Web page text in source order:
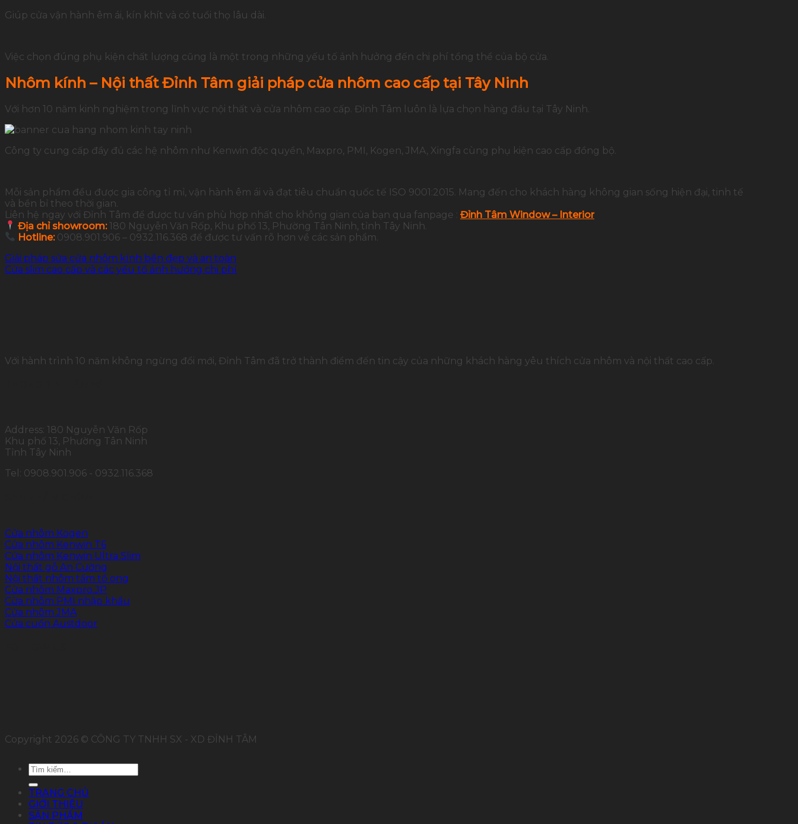
Giúp cửa vận hành êm ái, kín khít và có tuổi thọ lâu dài.
Việc chọn đúng phụ kiện chất lượng cũng là một trong những yếu tố ảnh hưởng đến chi phí tổng thể của bộ cửa.
Nhôm kính – Nội thất Đỉnh Tâm giải pháp cửa nhôm cao cấp tại Tây Ninh
Với hơn 10 năm kinh nghiệm trong lĩnh vực nội thất và cửa nhôm cao cấp. Đỉnh Tâm luôn là lựa chọn hàng đầu tại Tây Ninh.
Công ty cung cấp đầy đủ các hệ nhôm như Kenwin độc quyền, Maxpro, PMI, Kogen, JMA, Xingfa cùng phụ kiện cao cấp đồng bộ.
Mỗi sản phẩm đều được gia công tỉ mỉ, vận hành êm ái và đạt tiêu chuẩn quốc tế ISO 9001:2015. Mang đến cho khách hàng không gian sống hiện đại, tinh tế
và bền bỉ theo thời gian.
Liên hệ ngay với Đỉnh Tâm để được tư vấn phù hợp nhất cho không gian của bạn qua fanpage : Đỉnh Tâm Window – Interior
Địa chỉ showroom:180 Nguyễn Văn Rốp, Khu phố 13, Phường Tân Ninh, tỉnh Tây Ninh.
Hotline: 0908.901.906 – 0932.116.368 để được tư vấn rõ hơn về các sản phẩm.
Giải pháp sửa cửa nhôm kính bền đẹp và an toàn
Cửa slim cao cấp và các yếu tố ảnh hưởng chi phí
Với hành trình 10 năm không ngừng đổi mới, Đỉnh Tâm đã trở thành điểm đến tin cậy của những khách hàng yêu thích cửa nhôm và nội thất cao cấp.
Address: 180 Nguyễn Văn Rốp
Khu phố 13, Phường Tân Ninh
Tỉnh Tây Ninh
Tel: 0908.901.906 - 0932.116.368
Cửa nhôm Kogen
Cửa nhôm Kenwin T6
Cửa nhôm Kenwin Ultra Slim
Nội thất gỗ An Cường
Nội thất nhôm tấm tổ ong
Cửa nhôm Maxpro.JP
Cửa nhôm PMI nhập khẩu
Cửa nhôm JMA
Cửa cuốn Austdoor
Copyright 2026 © CÔNG TY TNHH SX - XD ĐỈNH TÂM
Tìm
TRANG CHỦ
GIỚI THIỆU
SẢN PHẨM